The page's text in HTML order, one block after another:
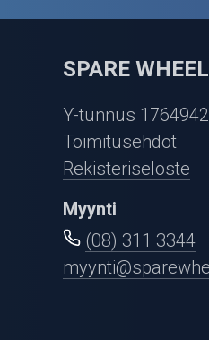
SPARE
Y-tunnus
Toimitusehdot
Rekisteriseloste
Myynti
(08) 311 3344